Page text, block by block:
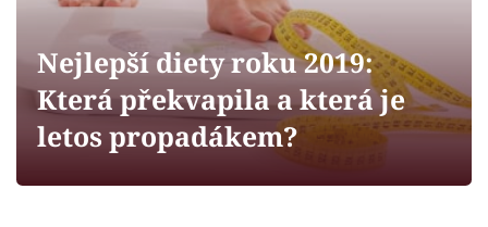
Sledujte prima+
Filmový festival Karlovy Vary
Nejlepší diety roku 2019:
Která překvapila a která je
letos propadákem?